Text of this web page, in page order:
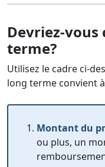
Devriez-
terme?
Utilisez le cadre ci-
long terme convient
Montant du
ou plus, un